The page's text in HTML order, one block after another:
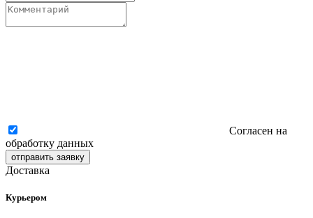
Согласен на
обработку данных
отправить заявку
Доставка
Курьером